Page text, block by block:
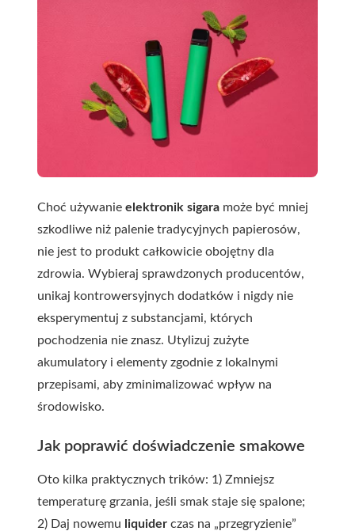
Choć używanie elektronik sigara może być mniej
szkodliwe niż palenie tradycyjnych papierosów,
nie jest to produkt całkowicie obojętny dla
zdrowia. Wybieraj sprawdzonych producentów,
unikaj kontrowersyjnych dodatków i nigdy nie
eksperymentuj z substancjami, których
pochodzenia nie znasz. Utylizuj zużyte
akumulatory i elementy zgodnie z lokalnymi
przepisami, aby zminimalizować wpływ na
środowisko.
Jak poprawić doświadczenie smakowe
Oto kilka praktycznych trików: 1) Zmniejsz
temperaturę grzania, jeśli smak staje się spalone;
2) Daj nowemu
liquider czas na „przegryzienie”